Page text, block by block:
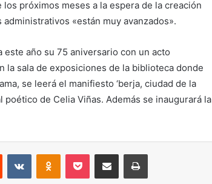
próximos meses a la espera de la creación
«están muy avanzados».
año su 75 aniversario con un acto
sala de exposiciones de la biblioteca donde
se leerá el manifiesto ‘berja, ciudad de la
poético de Celia Viñas. Además se inaugurará la
Reddit VKontakteOdnoklassniki
Pocket Compartir por correo electrónicoImprimir